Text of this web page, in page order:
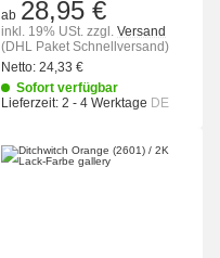
ab 28,95 €
inkl. 19% USt. zzgl. Versand
(DHL Paket Schnellversand)
Netto: 24,33 €
Sofort verfügbar
Lieferzeit: 2 - 4 Werktage DE